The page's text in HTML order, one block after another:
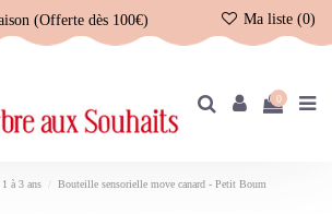
(Offerte dès 100€) Ma liste (0)
0
1 à 3 ans Bouteille sensorielle move canard - Petit Boum